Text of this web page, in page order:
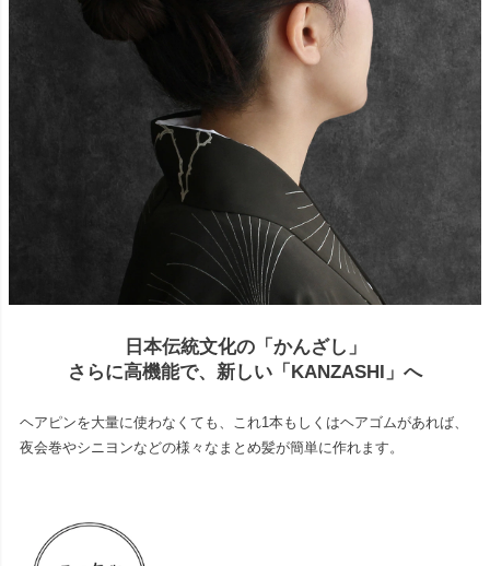
日本伝統文化の「かんざし」
さらに高機能で、新しい「KANZASHI」へ
ヘアピンを大量に使わなくても、これ1本もしくはヘアゴムがあれば、
夜会巻やシニヨンなどの様々なまとめ髪が簡単に作れます。